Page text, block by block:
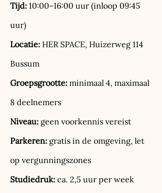
Tijd: 10:00–16:00 uur (inloop 09:45
uur)
Locatie: HER SPACE, Huizerweg 114
Bussum
Groepsgrootte: minimaal 4, maximaal
8 deelnemers
Niveau: geen voorkennis vereist
Parkeren: gratis in de omgeving, let
op vergunningszones
Studiedruk: ca. 2,5 uur per week